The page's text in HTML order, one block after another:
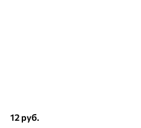
12 руб.